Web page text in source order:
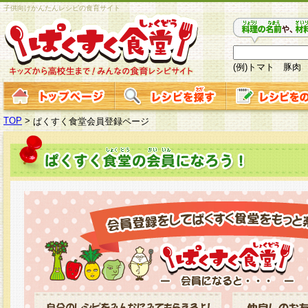
子供向けかんたんレシピの食育サイト
(例)トマト 豚肉
TOP > ぱくすく食堂会員登録ページ